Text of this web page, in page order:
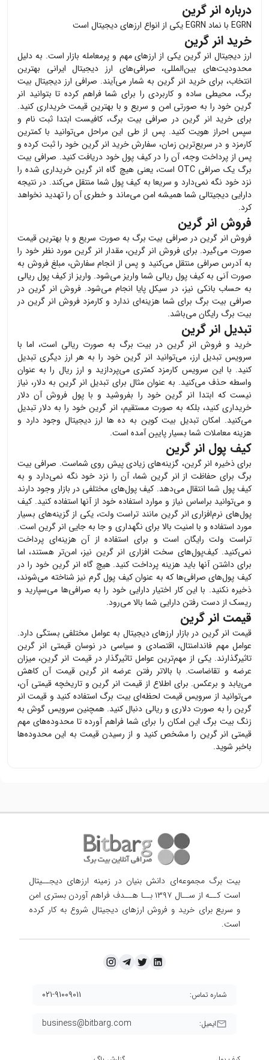
درباره انر گرین
EGRN با نماد EGRN یکی از انواع ارزهای دیجیتال است
خرید انر گرین
ارز دیجیتال انر گرین یکی از ارزهای مهم و پرمعامله بازار است. به دلیل
محدودیت‌های بین‌المللی، صرافی‌های ارز دیجیتال ایرانی بهترین
انتخاب، برای خرید انر گرین به شمار می‌آیند. صرافی ارز دیجیتال بیت
برگ، محیطی ساده و کاربردی را برای شما فراهم کرده تا بتوانید انر
گرین خود را به صورتی امن و سریع و با بهترین قیمت خریداری کنید.
برای خرید انر گریندر صرافی بیت برگ، کافیست ابتدا ثبت نام و
سپس احراز هویت کنید. پس از طی این مراحل می‌توانید با کمترین
کارمزد و در سریع‌ترین زمان، سفارش خرید انر گرین خود را ثبت کرده و
پس از پرداخت وجه، آن را در کیف پول خود دریافت کنید. صرافی بیت
برگ یک صرافی OTC است، یعنی هیچ گاه
انر گرین خریداری شده را
نزد خود نگه نمی‌دارد و سریعا به کیف پول شما منتقل می‌کند. در نتیجه
دارایی دیجیتالی شما همیشه امن می‌ماند و خطری آن را تهدید نخواهد
کرد.
فروش انر گرین
فروش انر گریندر صرافی بیت برگ به صورت سریع و با بهترین قیمت
صورت می‌گیرد. برای فروش انر گرین، مقدار انر گرین مورد نظر خود را
به آدرس صرافی منتقل می‌کنید و پس از انجام سفارش، مبلغ فروش به
صورت آنی به کیف پول ریالی شما واریز می‌شود. واریز از کیف پول ریالی
به حساب بانکی نیز، در سیکل پایا انجام می‌شود. فروش انر گرین در
صرافی بیت برگ برای شما هزینه‌ای ندارد و کارمزد فروش انر گرین در
بیت برگ رایگان می‌باشد.
تبدیل انر گرین
خرید و فروش انر گریندر بیت برگ به صورت ریالی است، اما با
سرویس تبدیل ارز، می‌توانید انر گرینخود را به هر ارز دیگری تبدیل
کنید. با این سرویس کارمزد کمتری می‌پردازید و ارز ریال را به عنوان
واسطه حذف می‌کنید. به عنوان مثال برای تبدیل انر گرینبه دلار، نیاز
نیست که ابتدا انر گرینخود را بفروشید و با پول فروش آن دلار
خریداری کنید، بلکه به صورت مستقیم، انر گرینخود را به دلار تبدیل
می‌کنید. امکان تبدیل بیت کوین به ده ها ارز دیجیتال وجود دارد و
هزینه معاملات شما بسیار پایین آمده است.
کیف پول انر گرین
برای ذخیره انر گرین، گزینه‌های زیادی پیش روی شماست. صرافی بیت
برگ برای حفاظت از انر گرین شما، آن را نزد خود نگه نمی‌دارد و به
کیف پول شما انتقال می‌دهد. کیف پول‌های مختلفی در بازار وجود دارند
و می‌توانید براساس نیاز و موارد استفاده خود از آنها استفاده کنید. کیف
پول‌های نرم‌افزاری انر گرین مانند تراست ولت، یکی از گزینه‌های بسیار
مورد استفاده و با امنیت بالا برای نگهداری و جا به جایی انر گریناست.
تراست ولت رایگان است و برای استفاده از آن هزینه‌ای پرداخت
نمی‌کنید. کیف‌پول‌های سخت افزاری انر گرین نیز، امن‌تر هستند، اما
برای داشتن آنها باید هزینه پرداخت کنید. هیچ گاه انر گرین خود را در
کیف پول‌های صرافی‌ها که به عنوان کیف پول گرم نیز شناخته می‌شوند،
ذخیره نکنید. با این کار اختیار دارایی خود را به صرافی‌ها می‌سپارید و
ریسک از دست رفتن دارایی شما بالا می‌رود.
قیمت انر گرین
قیمت انر گرین در بازار ارزهای دیجیتال به عوامل مختلفی بستگی دارد.
عوامل مهم فاندامنتال، اقتصادی و سیاسی در نوسان قیمتی انر گرین
تاثیرگذارند. یکی از مهم‌ترین عوامل تاثیرگذار در قیمت انر گرین، میزان
عرضه و تقاضاست. با بالاتر رفتن عرضه انر گرین قیمت آن کاهش
می‌یابد و برعکس. برای اطلاع از قیمت انر گرینو تاریخچه قیمتی آن،
می‌توانید از سرویس قیمت لحظه‌ای بیت برگ استفاده کنید و قیمت انر
گرین را به صورت دلاری و ریالی دنبال کنید. همچنین سرویس گوش به
زنگ بیت برگ این امکان را برای شما فراهم آورده تا محدوده‌های مهم
قیمتی انر گرین را مشخص کنید و از رسیدن قیمت به این محدوده‌ها
باخبر شوید.
بیت برگ مجموعه‌ای دانش بنیان در زمینه ارزهای دیجــیتال
است کــه از ســال ۱۳۹۷ بــا هــدف فراهم آوردن
بستری امن
و سریع برای خرید و فروش ارزهای دیجیتال شروع به کار کرده
است.
ایمیل: business@bitbarg.com
شماره تماس: ۰۲۱-۹۱۰۰۹۰۱۱